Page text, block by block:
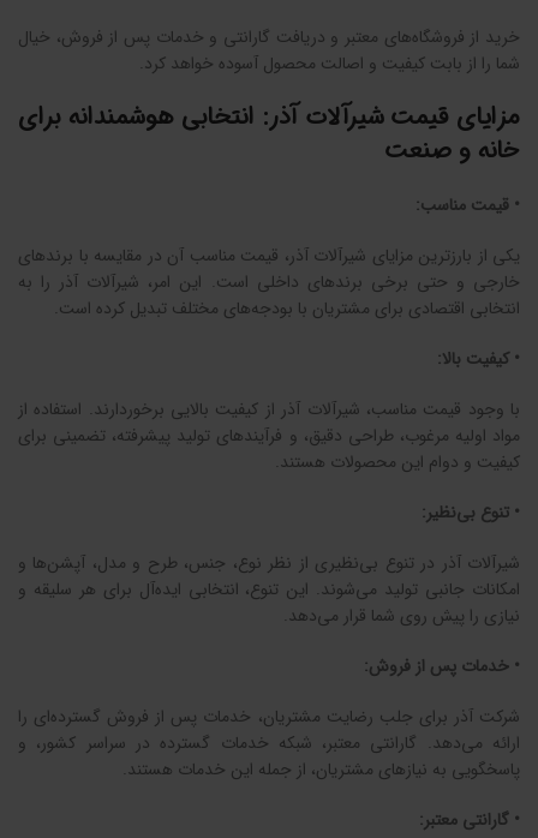
خرید از فروشگاه‌های معتبر و دریافت گارانتی و خدمات پس از فروش، خیال
شما را از بابت کیفیت و اصالت محصول آسوده خواهد کرد.
مزایای قیمت شیرآلات آذر: انتخابی هوشمندانه برای
خانه و صنعت
• قیمت مناسب:
یکی از بارزترین مزایای شیرآلات آذر، قیمت مناسب آن در مقایسه با برندهای
خارجی و حتی برخی برندهای داخلی است. این امر، شیرآلات آذر را به
انتخابی اقتصادی برای مشتریان با بودجه‌های مختلف تبدیل کرده است.
• کیفیت بالا:
با وجود قیمت مناسب، شیرآلات آذر از کیفیت بالایی برخوردارند. استفاده از
مواد اولیه مرغوب، طراحی دقیق، و فرآیندهای تولید پیشرفته، تضمینی برای
کیفیت و دوام این محصولات هستند.
• تنوع بی‌نظیر:
شیرآلات آذر در تنوع بی‌نظیری از نظر نوع، جنس، طرح و مدل، آپشن‌ها و
امکانات جانبی تولید می‌شوند. این تنوع، انتخابی ایده‌آل برای هر سلیقه و
نیازی را پیش روی شما قرار می‌دهد.
• خدمات پس از فروش:
شرکت آذر برای جلب رضایت مشتریان، خدمات پس از فروش گسترده‌ای را
ارائه می‌دهد. گارانتی معتبر، شبکه خدمات گسترده در سراسر کشور، و
پاسخگویی به نیازهای مشتریان، از جمله این خدمات هستند.
• گارانتی معتبر: